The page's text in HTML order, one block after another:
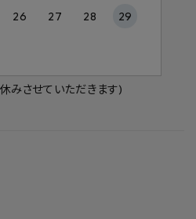
26 27 28 29
みさせていただきます)